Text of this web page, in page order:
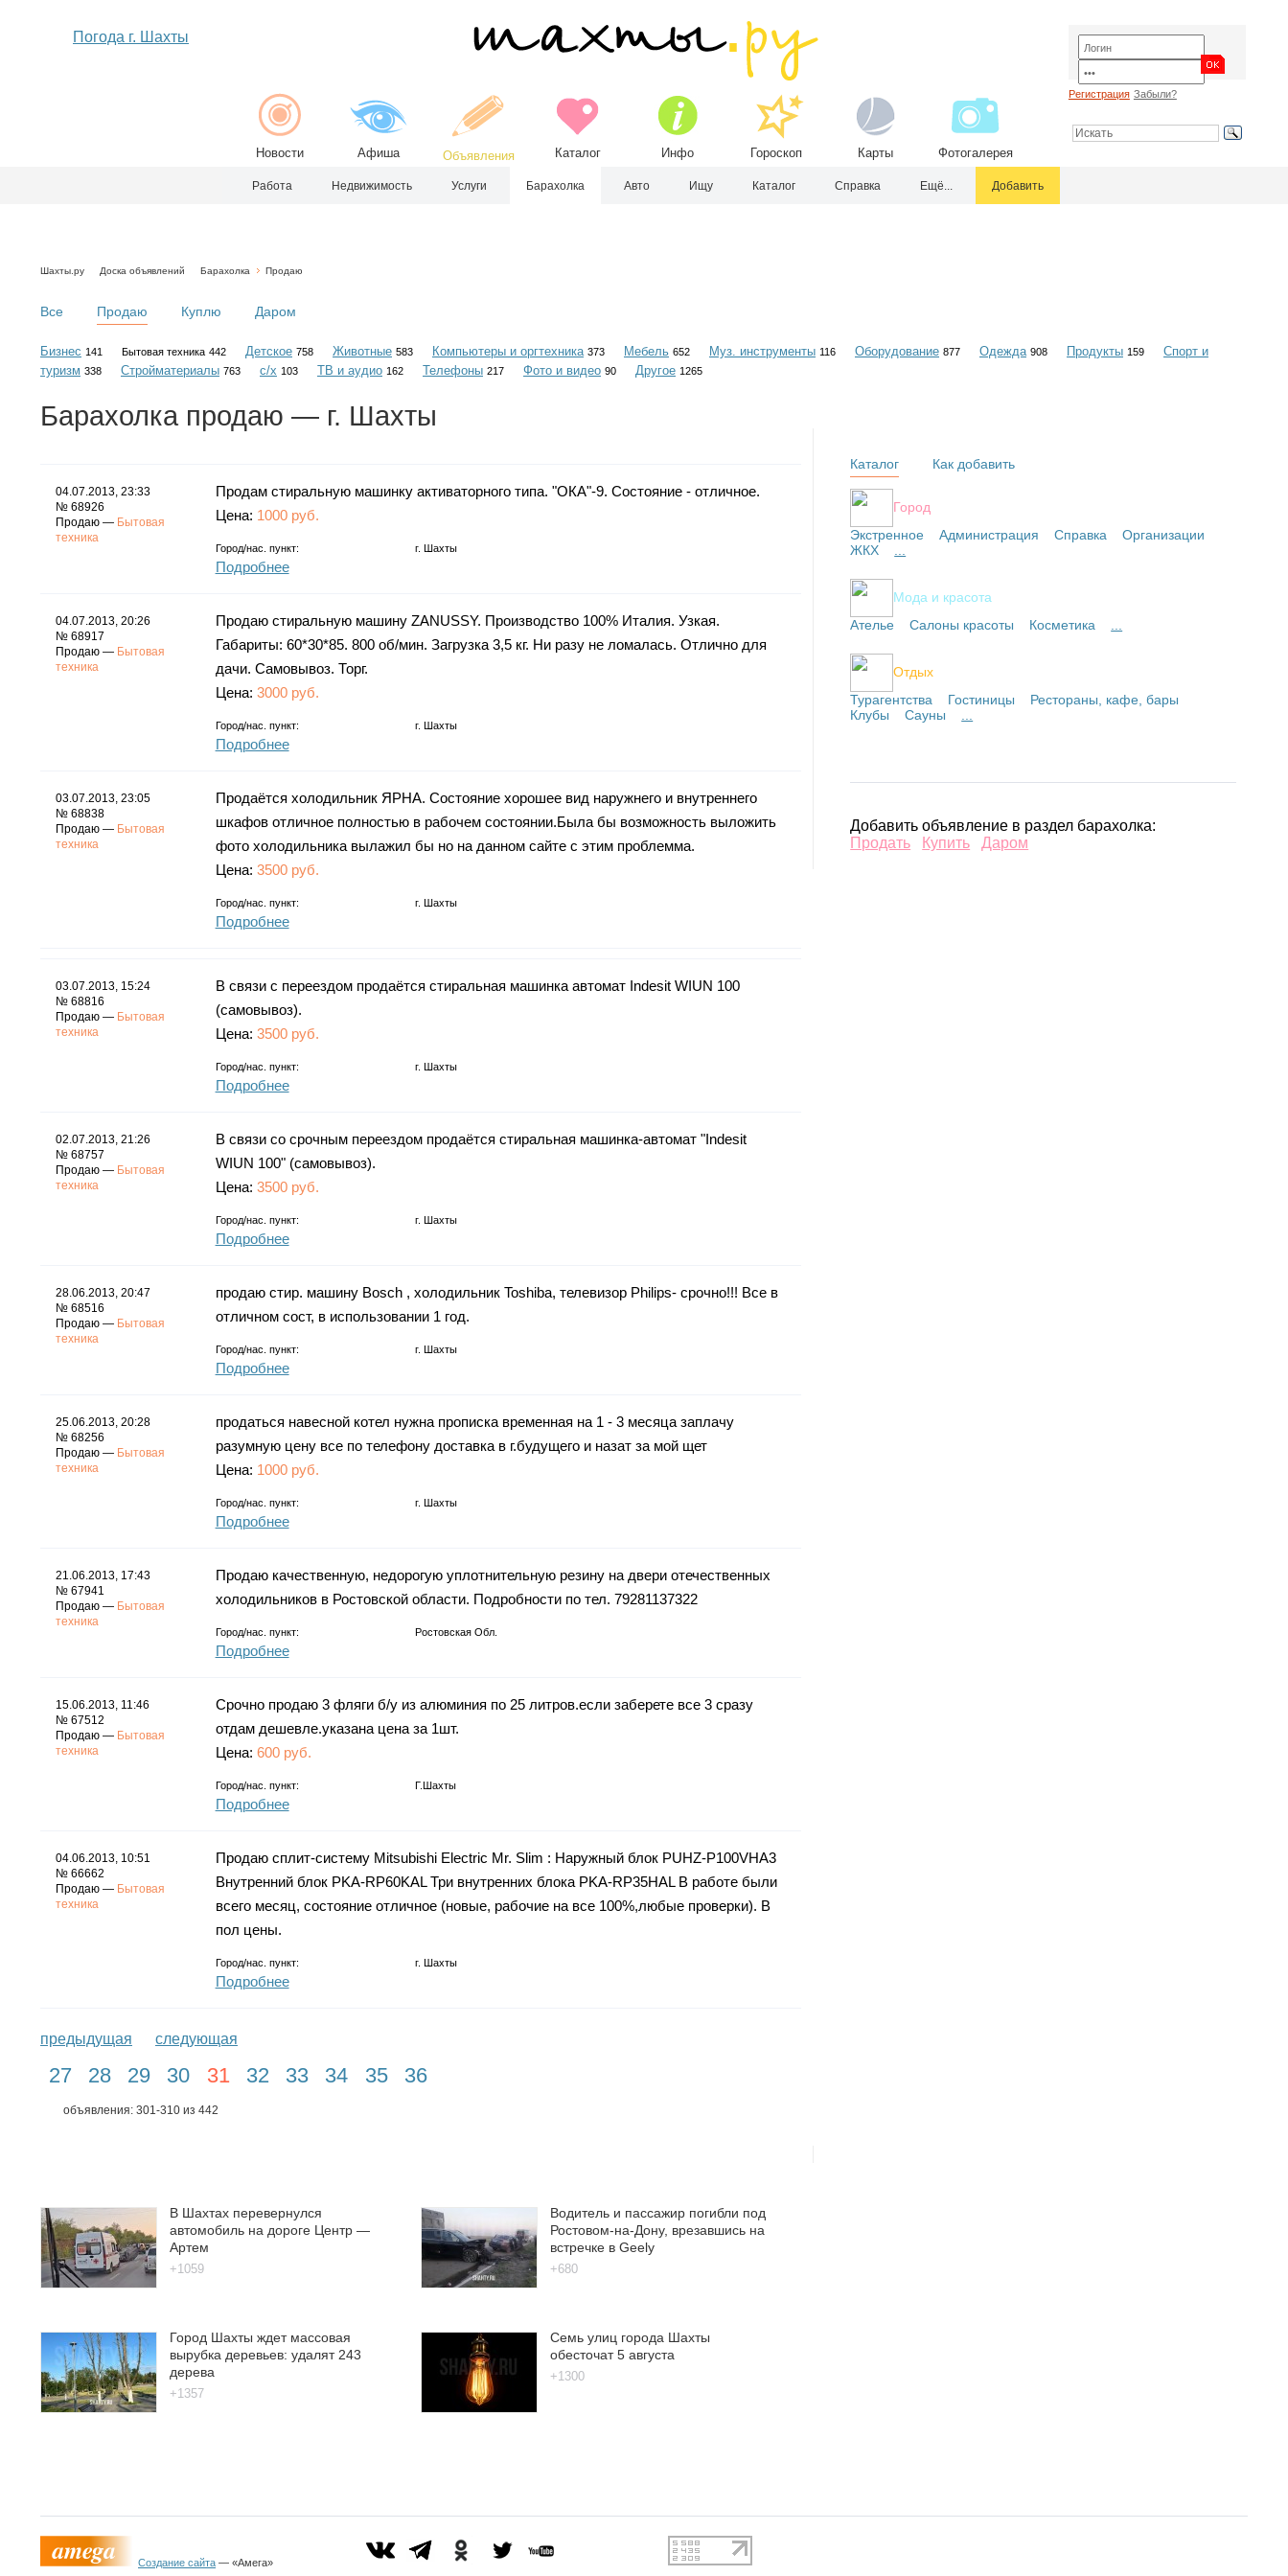
Погода г. Шахты
Новости Афиша Объявления Каталог Инфо Гороскоп Карты Фотогалерея
Регистрация Забыли?
Работа Недвижимость Услуги Барахолка Авто Ищу Каталог Справка Ещё... Добавить
Шахты.ру Доска объявлений Барахолка Продаю
Все Продаю Куплю Даром
Бизнес 141 Бытовая техника 442 Детское 758 Животные 583 Компьютеры и оргтехника 373 Мебель 652 Муз. инструменты 116 Оборудование 877 Одежда 908 Продукты 159
Спорт и
туризм 338 Стройматериалы 763 с/х 103 ТВ и аудио 162 Телефоны 217 Фото и видео 90 Другое 1265
Барахолка продаю — г. Шахты
04.07.2013, 23:33
№ 68926
Продаю — Бытовая
техника
Продам стиральную машинку активаторного типа. "ОКА"-9. Состояние - отличное.
Цена: 1000 руб.
Город/нас. пункт: г. Шахты
Подробнее
04.07.2013, 20:26
№ 68917
Продаю — Бытовая
техника
Продаю стиральную машину ZANUSSY. Производство 100% Италия. Узкая.
Габариты: 60*30*85. 800 об/мин. Загрузка 3,5 кг. Ни разу не ломалась. Отлично для
дачи. Самовывоз. Торг.
Цена: 3000 руб.
Город/нас. пункт: г. Шахты
Подробнее
03.07.2013, 23:05
№ 68838
Продаю — Бытовая
техника
Продаётся холодильник ЯРНА. Состояние хорошее вид наружнего и внутреннего
шкафов отличное полностью в рабочем состоянии.Была бы возможность выложить
фото холодильника вылажил бы но на данном сайте с этим проблемма.
Цена: 3500 руб.
Город/нас. пункт: г. Шахты
Подробнее
03.07.2013, 15:24
№ 68816
Продаю — Бытовая
техника
В связи с переездом продаётся стиральная машинка автомат Indesit WIUN 100
(самовывоз).
Цена: 3500 руб.
Город/нас. пункт: г. Шахты
Подробнее
02.07.2013, 21:26
№ 68757
Продаю — Бытовая
техника
В связи со срочным переездом продаётся стиральная машинка-автомат "Indesit
WIUN 100" (самовывоз).
Цена: 3500 руб.
Город/нас. пункт: г. Шахты
Подробнее
28.06.2013, 20:47
№ 68516
Продаю — Бытовая
техника
продаю стир. машину Bosch , холодильник Toshiba, телевизор Philips- срочно!!! Все в
отличном сост, в использовании 1 год.
Город/нас. пункт: г. Шахты
Подробнее
25.06.2013, 20:28
№ 68256
Продаю — Бытовая
техника
продаться навесной котел нужна прописка временная на 1 - 3 месяца заплачу
разумную цену все по телефону доставка в г.будущего и назат за мой щет
Цена: 1000 руб.
Город/нас. пункт: г. Шахты
Подробнее
21.06.2013, 17:43
№ 67941
Продаю — Бытовая
техника
Продаю качественную, недорогую уплотнительную резину на двери отечественных
холодильников в Ростовской области. Подробности по тел. 79281137322
Город/нас. пункт: Ростовская Обл.
Подробнее
15.06.2013, 11:46
№ 67512
Продаю — Бытовая
техника
Срочно продаю 3 фляги б/у из алюминия по 25 литров.если заберете все 3 сразу
отдам дешевле.указана цена за 1шт.
Цена: 600 руб.
Город/нас. пункт: Г.Шахты
Подробнее
04.06.2013, 10:51
№ 66662
Продаю — Бытовая
техника
Продаю сплит-систему Mitsubishi Electric Mr. Slim : Наружный блок PUHZ-P100VHA3
Внутренний блок PKA-RP60KAL Три внутренних блока PKA-RP35HAL В работе были
всего месяц, состояние отличное (новые, рабочие на все 100%,любые проверки). В
пол цены.
Город/нас. пункт: г. Шахты
Подробнее
предыдущая следующая
27 28 29 30 31 32 33 34 35 36
объявления: 301-310 из 442
Каталог
Город
Экстренное
Администрация Справка
Организации
ЖКХ
Мода и красота
Ателье
Салоны красоты Косметика
Отдых
Турагентства
Гостиницы
Рестораны, кафе, бары
Клубы
Сауны
Как добавить
Добавить объявление в раздел барахолка:
Продать
Купить Даром
В Шахтах перевернулся
автомобиль на дороге Центр —
Артем
+1059
Водитель и пассажир погибли под
Ростовом-на-Дону, врезавшись на
встречке в Geely
+680
Город Шахты ждет массовая
вырубка деревьев: удалят 243
дерева
+1357
Семь улиц города Шахты
обесточат 5 августа
+1300
Создание сайта — «Амега»